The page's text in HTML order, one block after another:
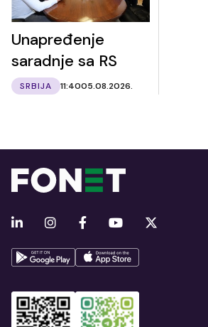
Unapređenje
saradnje sa RS
SRBIJA 11:4005.08.2026.